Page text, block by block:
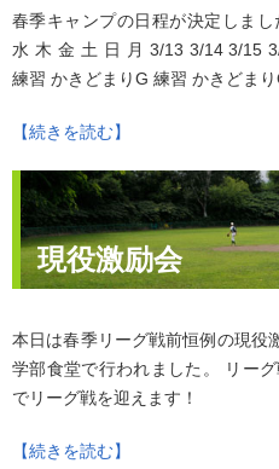
春季キャンプの日程が決定しま
水 木 金 土 日 月 3/13 3/14 3/15
練習 かきどまりG 練習 かきどま
【続きを読む】
現役激励会
本日は春季リーグ戦前恒例の現役
学部食堂で行われました。 リー
でリーグ戦を迎えます！
【続きを読む】